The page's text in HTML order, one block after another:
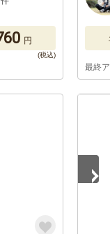
円
最終